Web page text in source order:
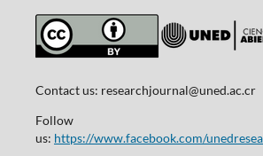
Contact us: researchjournal@uned.ac.cr
Follow
us: https://www.facebook.com/